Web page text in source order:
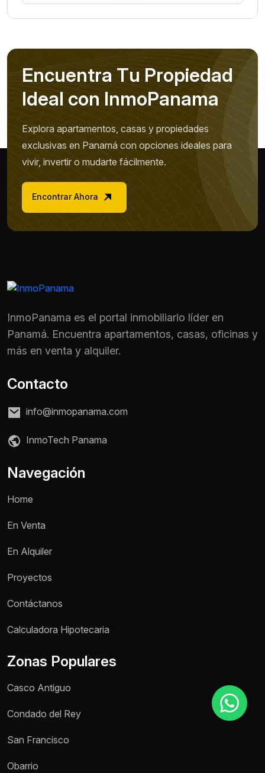
Nombre *
Encuentra Tu Propiedad
Ideal con InmoPanama
Explora apartamentos, casas y propiedades
exclusivas en Panamá con opciones ideales para
vivir, invertir o mudarte fácilmente.
Encontrar Ahora
InmoPanama es el portal inmobiliario líder en
Panamá. Encuentra apartamentos, casas, oficinas y
más en venta y alquiler.
Contacto
info@inmopanama.com
InmoTech Panama
Navegación
Home
En Venta
En Alquiler
Proyectos
Contáctanos
Calculadora Hipotecaria
Zonas Populares
Casco Antiguo
Condado del Rey
San Francisco
Obarrio